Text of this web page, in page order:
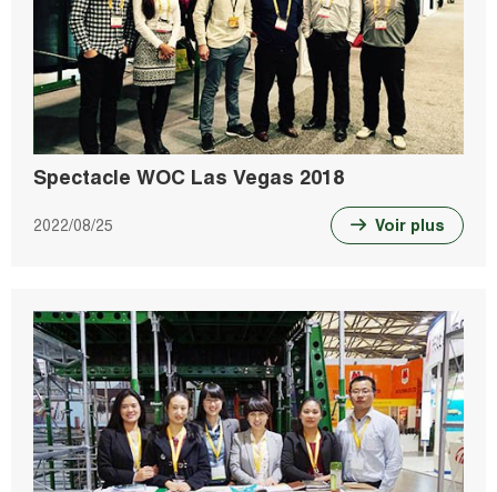
Spectacle WOC Las Vegas 2018
2022/08/25 Voir plus